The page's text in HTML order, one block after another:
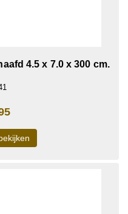
4.5 x 7.0 x 300 cm.